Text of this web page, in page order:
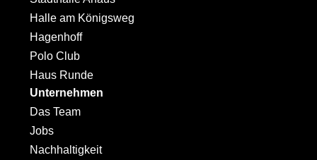
Halle am Königsweg
Hagenhoff
Polo Club
Haus Runde
Unternehmen
Das Team
Jobs
Nachhaltigkeit